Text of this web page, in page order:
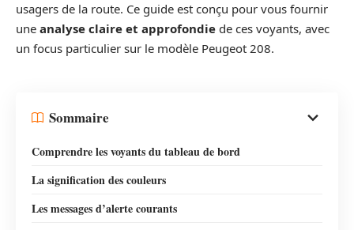
usagers de la route. Ce guide est conçu pour vous fournir
une analyse claire et approfondie de ces voyants, avec
un focus particulier sur le modèle Peugeot 208.
Sommaire
Comprendre les voyants du tableau de bord
La signification des couleurs
Les messages d’alerte courants